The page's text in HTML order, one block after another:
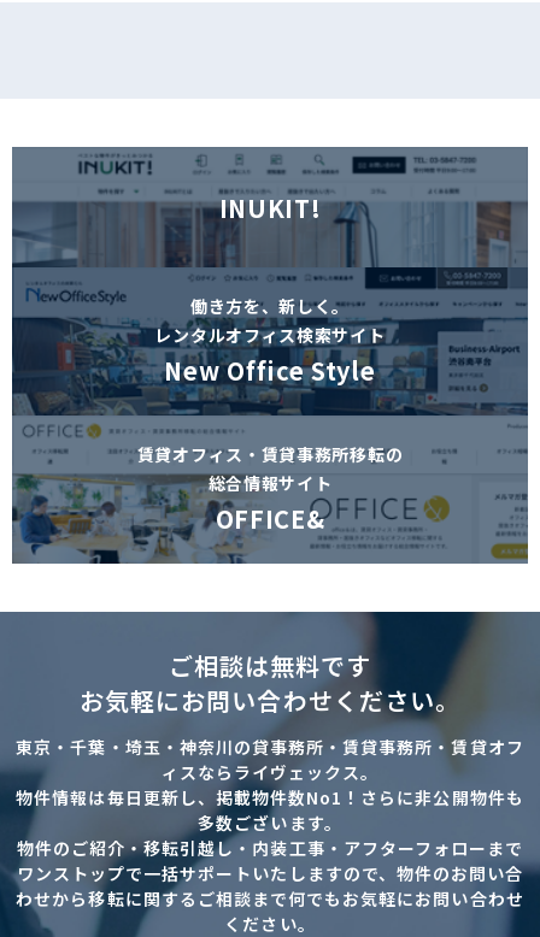
INUKIT!
働き方を、新しく。
レンタルオフィス検索サイト
New Office Style
賃貸オフィス・賃貸事務所移転の
総合情報サイト
OFFICE&
ご相談は無料です
お気軽にお問い合わせください。
東京・千葉・埼玉・神奈川の貸事務所・賃貸事務所・賃貸オフ
ィスならライヴェックス。
物件情報は毎日更新し、掲載物件数No1！さらに非公開物件も
多数ございます。
物件のご紹介・移転引越し・内装工事・アフターフォローまで
ワンストップで一括サポートいたしますので、物件のお問い合
わせから移転に関するご相談まで何でもお気軽にお問い合わせ
ください。